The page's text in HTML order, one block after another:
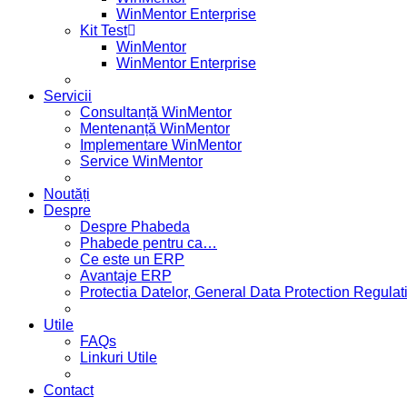
WinMentor Enterprise
Kit Test
WinMentor
WinMentor Enterprise
Servicii
Consultanță WinMentor
Mentenanță WinMentor
Implementare WinMentor
Service WinMentor
Noutăți
Despre
Despre Phabeda
Phabede pentru ca…
Ce este un ERP
Avantaje ERP
Protectia Datelor, General Data Protection
Utile
FAQs
Linkuri Utile
Contact